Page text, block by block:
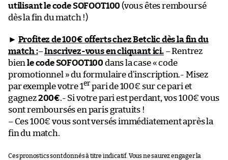
utilisant le code SOFOOT100 (vous êtes remboursé
dès la fin du match !)
► Profitez de 100€ offerts chez Betclic dès la fin du
match :–Inscrivez-vous en cliquant ici.– Rentrez
bienle code SOFOOT100 dans la case « code
promotionnel » du formulaire d’inscription.- Misez
par exemple votre 1er pari de 100€ sur ce pari et
gagnez200€.- Si votre pari est perdant, vos 100€ vous
sont remboursés en paris gratuits !
– Ces 100€ vous sont versés immédiatement après la
fin du match.
Ces pronostics sont donnés à titre indicatif. Vous ne saurez engager la